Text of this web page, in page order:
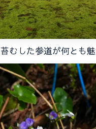
苔むした参道が何とも